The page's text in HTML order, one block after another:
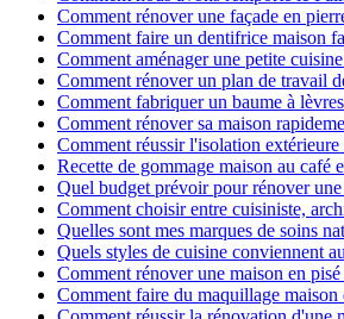
Comment rénover une façade en
Comment faire un dentifrice maison
Comment aménager une petite
Comment rénover un plan de travail
Comment fabriquer un baume à
Comment rénover sa maison
Comment réussir l'isolation
Recette de gommage maison au café
Quel budget prévoir pour rénover
Comment choisir entre cuisiniste,
Quelles sont mes marques de soins
Quels styles de cuisine conviennent
Comment rénover une maison en
Comment faire du maquillage